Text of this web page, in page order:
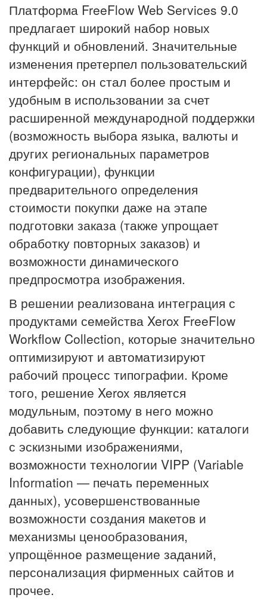
Платформа FreeFlow Web Services 9.0
предлагает широкий набор новых
функций и обновлений. Значительные
изменения претерпел пользовательский
интерфейс: он стал более простым и
удобным в использовании за счет
расширенной международной поддержки
(возможность выбора языка, валюты и
других региональных параметров
конфигурации), функции
предварительного определения
стоимости покупки даже на этапе
подготовки заказа (также упрощает
обработку повторных заказов) и
возможности динамического
предпросмотра изображения.
В решении реализована интеграция с
продуктами семейства Xerox FreeFlow
Workflow Collection, которые значительно
оптимизируют и автоматизируют
рабочий процесс типографии. Кроме
того, решение Xerox является
модульным, поэтому в него можно
добавить следующие функции: каталоги
с эскизными изображениями,
возможности технологии VIPP (Variable
Information — печать переменных
данных), усовершенствованные
возможности создания макетов и
механизмы ценообразования,
упрощённое размещение заданий,
персонализация фирменных сайтов и
прочее.